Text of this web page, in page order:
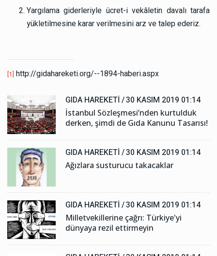
Yargılama giderleriyle ücret-i vekâletin davalı tarafa
yükletilmesine karar verilmesini arz ve talep ederiz.
[1] http://gidahareketi.org/--1894-haberi.aspx
GIDA HAREKETI /30 KASIM 2019 01:14
İstanbul Sözleşmesi’nden kurtulduk
derken, şimdi de Gıda Kanunu Tasarısı!
GIDA HAREKETI /30 KASIM 2019 01:14
Ağızlara susturucu takacaklar
GIDA HAREKETI /30 KASIM 2019 01:14
Milletvekillerine çağrı: Türkiye'yi
dünyaya rezil ettirmeyin